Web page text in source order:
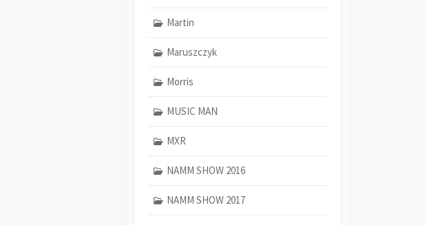
Martin
Maruszczyk
Morris
MUSIC MAN
MXR
NAMM SHOW 2016
NAMM SHOW 2017